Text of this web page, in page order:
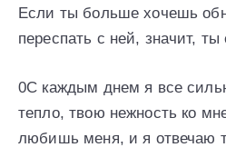
Если ты больше хочешь
переспать с ней, значит,
0С каждым днем я все
тепло, твою нежность ко
любишь меня, и я отвечаю